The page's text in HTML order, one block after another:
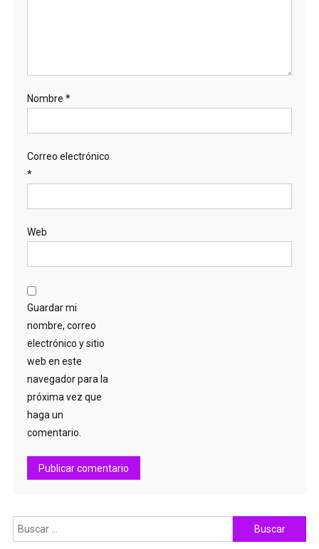
Nombre *
Correo electrónico
*
Web
Guardar mi
nombre, correo
electrónico y sitio
web en este
navegador para la
próxima vez que
haga un
comentario.
Buscar: